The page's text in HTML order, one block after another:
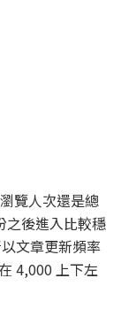
覽人次還是總
之後進入比較穩
文章更新頻率
4,000 上下左